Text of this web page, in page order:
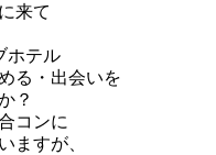
来て
ホテル
る・出会いを
？
コンに
ますが、